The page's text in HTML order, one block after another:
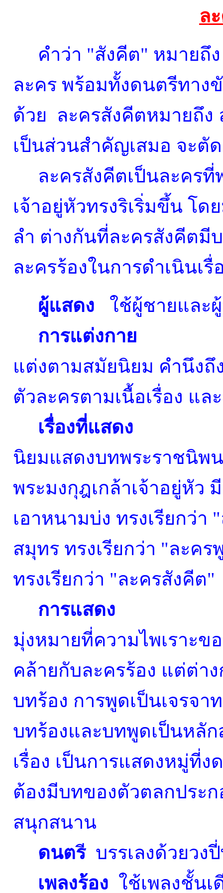
ล
คำว่า "สังคีต" หมายถึง
ละคร พร้อมทั้งดนตรีทาง
ด้วย ละครสังคีตหมายถึง
เป็นส่วนสำคัญเสมอ จะ
ละครสังคีตเป็นละครที่
เจ้าอยู่หัวทรงริเริ่มขึ้น โ
ลำ ต่างกันที่ละครสังคีตมี
ละครร้องในการดำเนินเรื่
ผู้แสดง ใช้ผู้ชายและผู้
การแต่งกาย
แต่งตามสมัยนิยม คำนึงถึ
ตัวละครตามเนื้อเรื่อง แล
เรื่องที่แสดง
นิยมแสดงบทพระราชนิพ
พระมงกุฎเกล้าเจ้าอยู่หัว
เอาหนามบ่ง ทรงเรียกว่า
สมุทร ทรงเรียกว่า "ละค
ทรงเรียกว่า "ละครสังคีต"
การแสดง
มุ่งหมายที่ความไพเราะข
คล้ายกับละครร้อง แต่ต่า
บทร้อง การพูดเป็นเจรจ
บทร้องและบทพูดเป็นหลั
เรื่อง เป็นการแสดงหมู่ที่ง
ต้องมีบทของตัวตลกประ
สนุกสนาน
ดนตร บรรเลงด้วยวง
เพลงร้อง ใช้เพลงชั้น